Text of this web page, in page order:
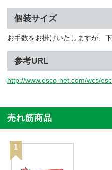
個装サイズ
お手数をお掛けいたしますが、
参考URL
http://www.esco-net.com/wcs/
売れ筋商品